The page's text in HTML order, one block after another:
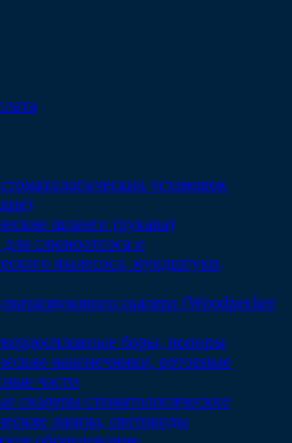
установок
шланги (рукава)
слюноотсоса и
пылесоса, мундштуки,
скалера (Woodpecker
боры, полиры
наконечники, роторные
части
скалеры стоматологические
лампы, световоды